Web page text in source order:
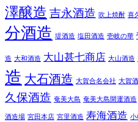
澤醸造 吉永酒造 吹上焼酎 喜
分酒造 堤酒造 塩田酒造 壱岐の華
造 大和酒造 大山甚七商店 大山酒造
造 大石酒造 大賀合名会社 大賀
久保酒造 奄美大島 奄美大島開運酒造
酒造場 宮田本店 宮里酒造 寿海酒造 小